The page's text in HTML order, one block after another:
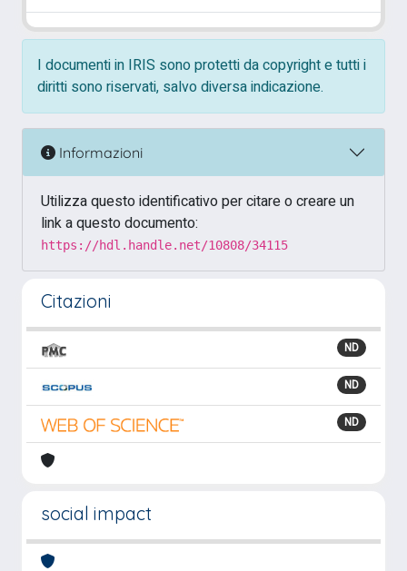
I documenti in IRIS sono protetti da copyright e tutti i
diritti sono riservati, salvo diversa indicazione.
Informazioni
Utilizza questo identificativo per citare o creare un
link a questo documento:
https://hdl.handle.net/10808/34115
Citazioni
ND
ND
ND
social impact